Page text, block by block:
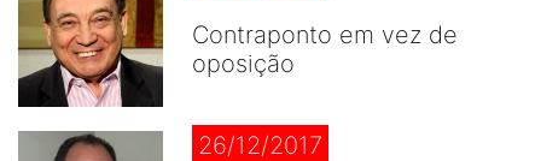
Contraponto em vez de
oposição
26/12/2017